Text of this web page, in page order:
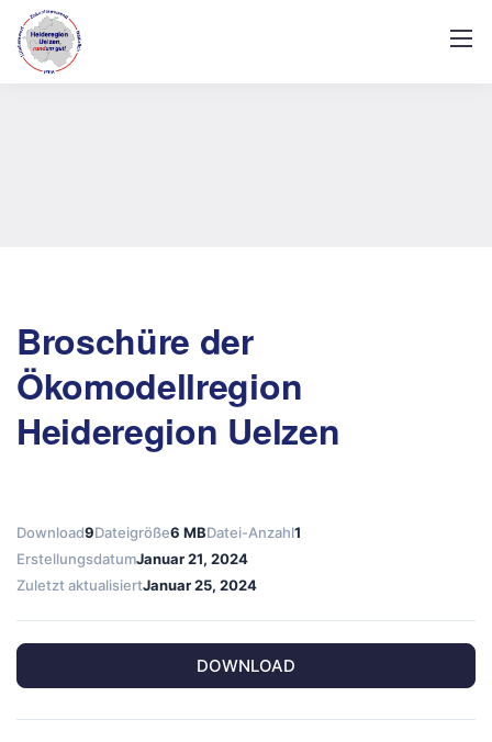
Broschüre der
Ökomodellregion
Heideregion Uelzen
Download9Dateigröße6 MBDatei-Anzahl1
ErstellungsdatumJanuar 21, 2024
Zuletzt aktualisiertJanuar 25, 2024
DOWNLOAD